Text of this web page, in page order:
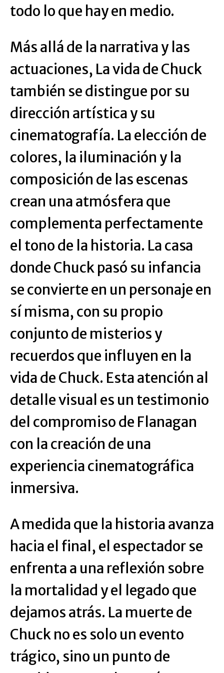
todo lo que hay en medio.
Más allá de la narrativa y las
actuaciones, La vida de Chuck
también se distingue por su
dirección artística y su
cinematografía. La elección de
colores, la iluminación y la
composición de las escenas
crean una atmósfera que
complementa perfectamente
el tono de la historia. La casa
donde Chuck pasó su infancia
se convierte en un personaje en
sí misma, con su propio
conjunto de misterios y
recuerdos que influyen en la
vida de Chuck. Esta atención al
detalle visual es un testimonio
del compromiso de Flanagan
con la creación de una
experiencia cinematográfica
inmersiva.
A medida que la historia avanza
hacia el final, el espectador se
enfrenta a una reflexión sobre
la mortalidad y el legado que
dejamos atrás. La muerte de
Chuck no es solo un evento
trágico, sino un punto de